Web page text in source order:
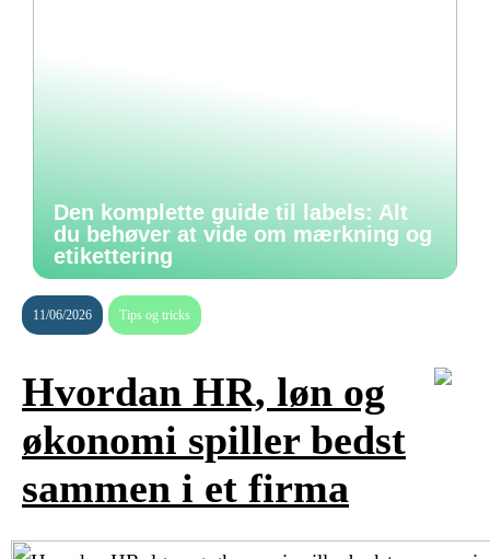
Den komplette guide til labels: Alt
du behøver at vide om mærkning og
etikettering
11/06/2026 Tips og tricks
Hvordan HR, løn og
økonomi spiller bedst
sammen i et firma